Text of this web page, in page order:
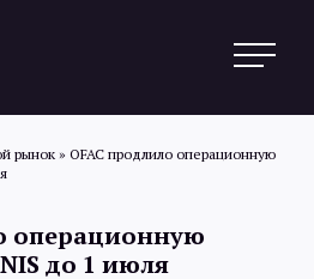
рынок » OFAC продлило операционную
операционную
до 1 июля